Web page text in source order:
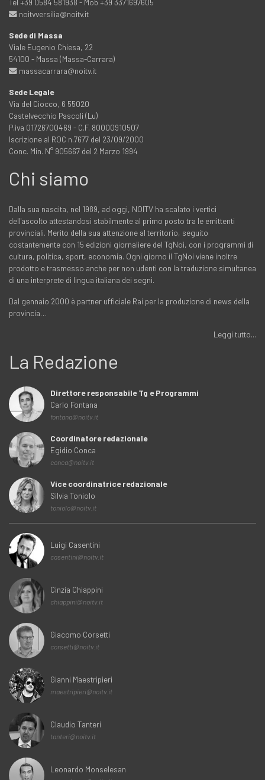
Tel +39 0584 581938 - Mob +39 3371697605
noitvversilia@noitv.it
Sede di Massa
Viale Eugenio Chiesa, 22
54100 - Massa (Massa-Carrara)
massacarrara@noitv.it
Sede Legale
Via del Ciocco, 6 55020
Castelvecchio Pascoli (Lu)
P.iva 01726700469 - C.F. 80000910507
Iscrizione al ROC n.7677 del 23/09/2000
Conc. Min. N° 905667 del 2 Marzo 1994
Chi siamo
Dalla sua nascita, nel 1989, ad oggi, NOITV ha scalato i vertici
dell'ascolto attestandosi stabilmente al primo posto tra le emittenti
provinciali. Merito della sua attenzione al territorio, seguito
costantemente con 15 edizioni giornaliere del TgNoi, con i programmi di
cultura, politica, sport, economia. Ogni giorno il TgNoi viene inoltre
prodotto e trasmesso anche per non udenti con la traduzione simultanea
di una interprete di lingua italiana dei segni.
Dal gennaio 2000 è partner ufficiale Rai per la produzione di news della
provincia…
Leggi tutto...
La Redazione
Direttore responsabile Tg e Programmi
Carlo Fontana
fontana@noitv.it
Coordinatore redazionale
Egidio Conca
conca@noitv.it
Vice coordinatrice redazionale
Silvia Toniolo
toniolo@noitv.it
Luigi Casentini
casentini@noitv.it
Cinzia Chiappini
chiappini@noitv.it
Giacomo Corsetti
corsetti@noitv.it
Gianni Maestripieri
maestripieri@noitv.it
Claudio Tanteri
tanteri@noitv.it
Leonardo Monselesan